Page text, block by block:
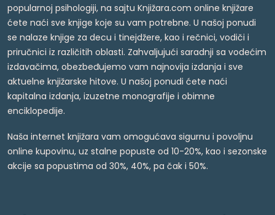
popularnoj psihologiji, na sajtu Knjižara.com online knjižare
ćete naći sve knjige koje su vam potrebne. U našoj ponudi
se nalaze knjige za decu i tinejdžere, kao i rečnici, vodiči i
priručnici iz različitih oblasti. Zahvaljujući saradnji sa vodećim
izdavačima, obezbeđujemo vam najnovija izdanja i sve
aktuelne knjižarske hitove. U našoj ponudi ćete naći
kapitalna izdanja, izuzetne monografije i obimne
enciklopedije.
Naša internet knjižara vam omogućava sigurnu i povoljnu
online kupovinu, uz stalne popuste od 10-20%, kao i sezonske
akcije sa popustima od 30%, 40%, pa čak i 50%.